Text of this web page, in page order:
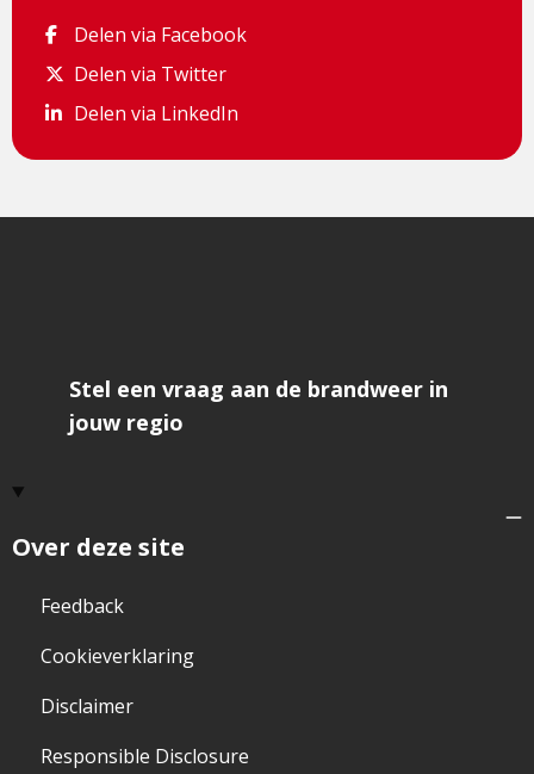
Delen via Facebook
Delen via Facebook
Delen via Twitter
Delen via Twitter
Delen via LinkedIn
Delen via LinkedIn
Over deze site
Feedback
Cookieverklaring
Disclaimer
Responsible Disclosure
Stel een vraag aan de brandweer in
jouw regio